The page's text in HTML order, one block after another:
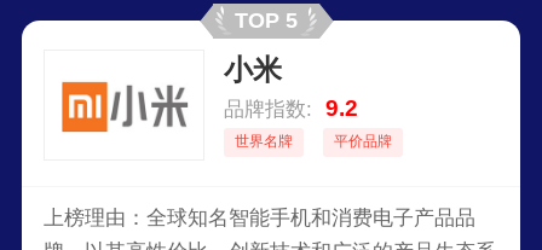
TOP 5
小米
品牌指数: 9.2
世界名牌 平价品牌
上榜理由：全球知名智能手机和消费电子产品品